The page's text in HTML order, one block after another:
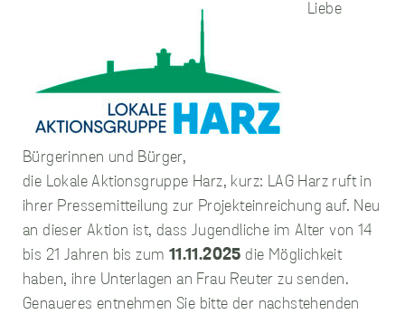
Liebe
Bürgerinnen und Bürger,
die Lokale Aktionsgruppe Harz, kurz: LAG Harz ruft in
ihrer Pressemitteilung zur Projekteinreichung auf. Neu
an dieser Aktion ist, dass Jugendliche im Alter von 14
bis 21 Jahren bis zum 11.11.2025 die Möglichkeit
haben, ihre Unterlagen an Frau Reuter zu senden.
Genaueres entnehmen Sie bitte der nachstehenden
damit wir Ihnen
grundlegende
und sichere
Funktionen
stellen können.
Sie werden nicht
eingesetzt, um
Informationen
über Sie für
andere Zwecke
wie Marketing
oder Analysen zu